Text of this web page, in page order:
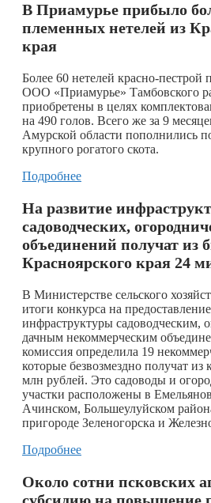
В Приамурье прибыло
племенных нетелей из
края
Более 60 нетелей красно-пестрой
ООО «Приамурье» Тамбовского
приобретены в целях
на 490 голов. Всего же за 9
Амурской области пополнились
крупного рогатого скота.
Подробнее
На развитие
садоводческих,
объединений получат из
Красноярского края 24
В Министерстве сельского
итоги конкурса на
инфраструктуры садоводческим,
дачным некоммерческим
комиссия определила 19
которые безвозмездно получат из
млн рублей. Это садоводы и
участки расположены в
Ачинском, Большеулуйском
пригороде Зеленогорска и
Подробнее
Около сотни псковских
субсидию на повышение